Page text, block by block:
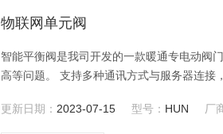
物联网单元阀
智能平衡阀是我司开发的一款暖通专电动阀
高等问题。 支持多种通讯方式与服务器连接
更新日期： 2023-07-15 型号： HUN 厂